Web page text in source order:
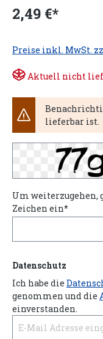
2,49 €*
Preise inkl. MwSt.
Aktuell nicht
lieferbar ist.
Um weiterzugehen,
Zeichen ein*
Datenschutz
Ich habe die
genommen und die
einverstanden.